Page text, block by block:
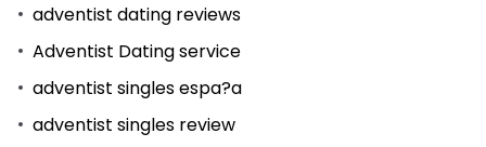
adventist dating reviews
Adventist Dating service
adventist singles espa?a
adventist singles review